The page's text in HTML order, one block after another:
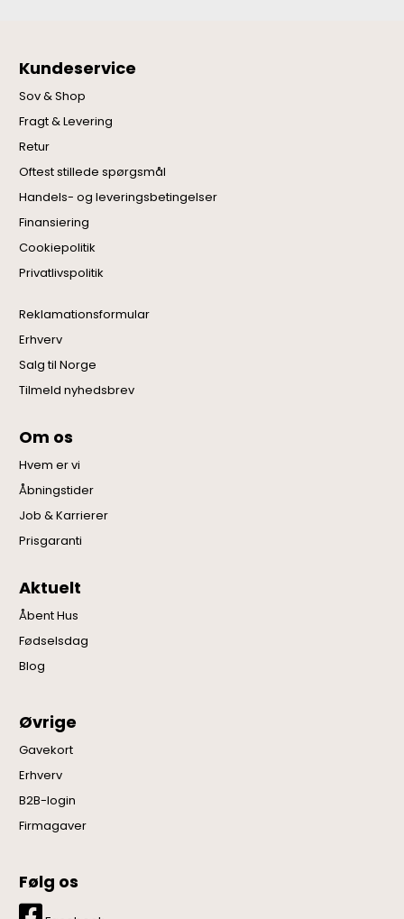
Kundeservice
Sov & Shop
Fragt & Levering
Retur
Oftest stillede spørgsmål
Handels- og leveringsbetingelser
Finansiering
Cookiepolitik
Privatlivspolitik
Reklamationsformular
Erhverv
Salg til Norge
Tilmeld nyhedsbrev
Om os
Hvem er vi
Åbningstider
Job & Karrierer
Prisgaranti
Aktuelt
Åbent Hus
Fødselsdag
Blog
Øvrige
Gavekort
Erhverv
B2B-login
Firmagaver
Følg os